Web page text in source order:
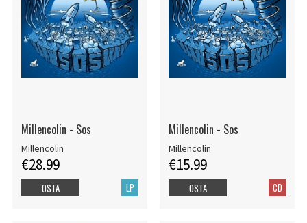
Millencolin - Sos
Millencolin
€28.99
LP
OSTA
Millencolin - Sos
Millencolin
€15.99
CD
OSTA